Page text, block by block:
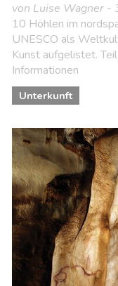
von Luise Wagner -
10 Höhlen im
UNESCO als
Kunst aufgelistet.
Informationen
Unterkunft